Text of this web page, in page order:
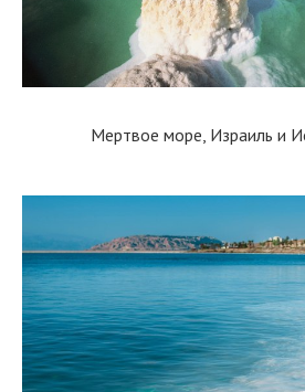
Мертвое море, Израиль и